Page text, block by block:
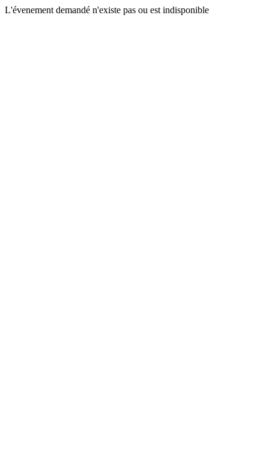
L'évenement demandé n'existe pas ou est indisponible